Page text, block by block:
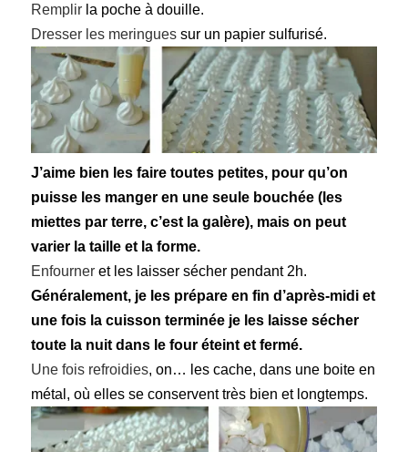
Remplirla poche à douille.
Dresser les meringuessur un papier sulfurisé.
J’aime bien les faire toutes petites, pour qu’on
puisse les manger en une seule bouchée (les
miettes par terre, c’est la galère), mais on peut
varier la taille et la forme.
Enfourneret les laisser sécher pendant 2h.
Généralement, je les prépare en fin d’après-midi et
une fois la cuisson terminée je les laisse sécher
toute la nuit dans le four éteint et fermé.
Une fois refroidies, on… les cache, dans une boite en
métal, où elles se conservent très bien et longtemps.